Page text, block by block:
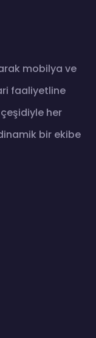
mobilya ve
faaliyetline
çeşidiyle her
bir ekibe